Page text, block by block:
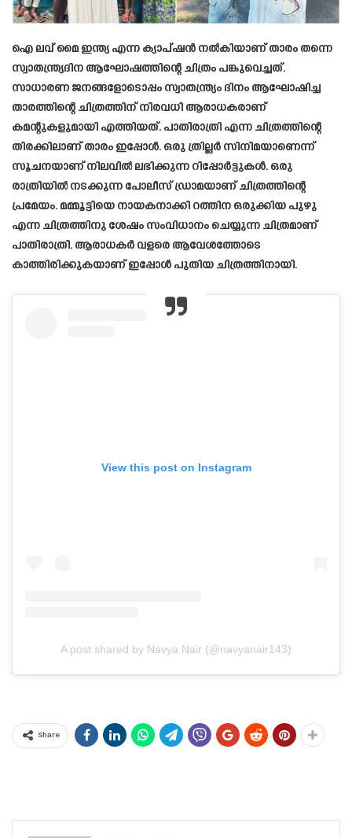
ഐ ലവ് മൈ ഇന്ത്യ എന്ന ക്യാപ്ഷൻ നൽകിയാണ് താരം തന്നെ
സ്വാതന്ത്ര്യദിന ആഘോഷത്തിന്റെ ചിത്രം പങ്കുവെച്ചത്.
സാധാരണ ജനങ്ങളോടൊപ്പം സ്വാതന്ത്ര്യം ദിനം ആഘോഷിച്ച
താരത്തിന്റെ ചിത്രത്തിന് നിരവധി ആരാധകരാണ്
കമന്റുകളുമായി എത്തിയത്. പാതിരാത്രി എന്ന ചിത്രത്തിന്റെ
തിരക്കിലാണ് താരം ഇപ്പോൾ. ഒരു ത്രില്ലർ സിനിമയാണെന്ന്
സൂചനയാണ് നിലവിൽ ലഭിക്കുന്ന റിപ്പോർട്ടുകൾ. ഒരു
രാത്രിയിൽ നടക്കുന്ന പോലീസ് ഡ്രാമയാണ് ചിത്രത്തിന്റെ
പ്രമേയം. മമ്മൂട്ടിയെ നായകനാക്കി റത്തിന ഒരുക്കിയ പുഴു
എന്ന ചിത്രത്തിനു ശേഷം സംവിധാനം ചെയ്യുന്ന ചിത്രമാണ്
പാതിരാത്രി. ആരാധകർ വളരെ ആവേശത്തോടെ
കാത്തിരിക്കുകയാണ് ഇപ്പോൾ പുതിയ ചിത്രത്തിനായി.
View this post on Instagram
A post shared by Navya Nair (@navyanair143)
Share